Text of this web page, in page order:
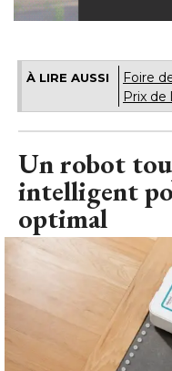
À LIRE AUSSI
Foire
Prix de
Un robot
intelligent
optimal